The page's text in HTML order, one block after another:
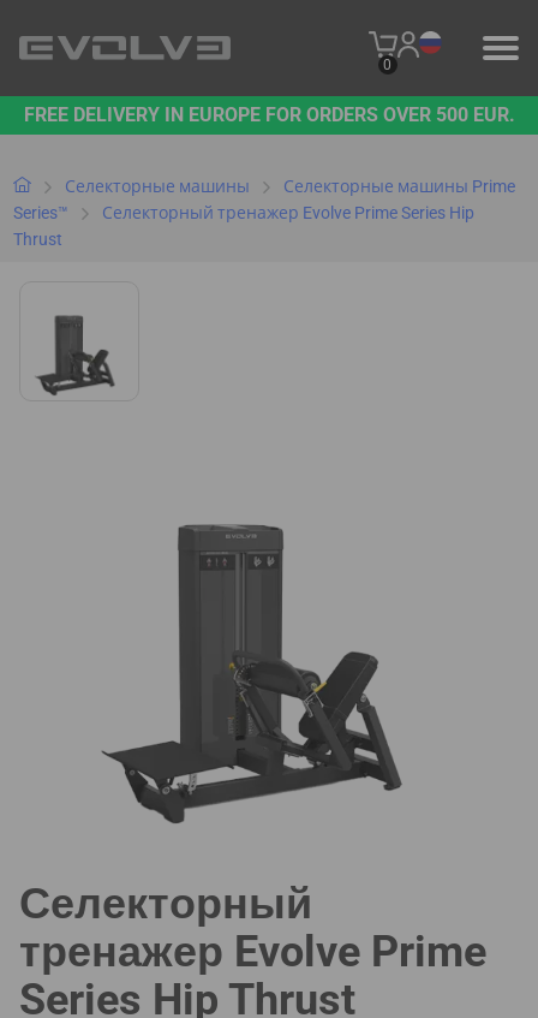
0
ПРОДУКЦИЯ
НАШ БРЕНД
СВЯЖИТЕСЬ С НАМИ
FREE DELIVERY IN EUROPE FOR ORDERS OVER 500 EUR.
Селекторные машины
Селекторные машины Prime
Series™
Селекторный тренажер Evolve Prime Series Hip
Thrust
Селекторный
тренажер Evolve Prime
Series Hip Thrust